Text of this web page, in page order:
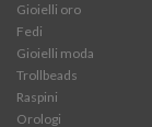
Gioielli oro
Fedi
Gioielli moda
Trollbeads
Raspini
Orologi